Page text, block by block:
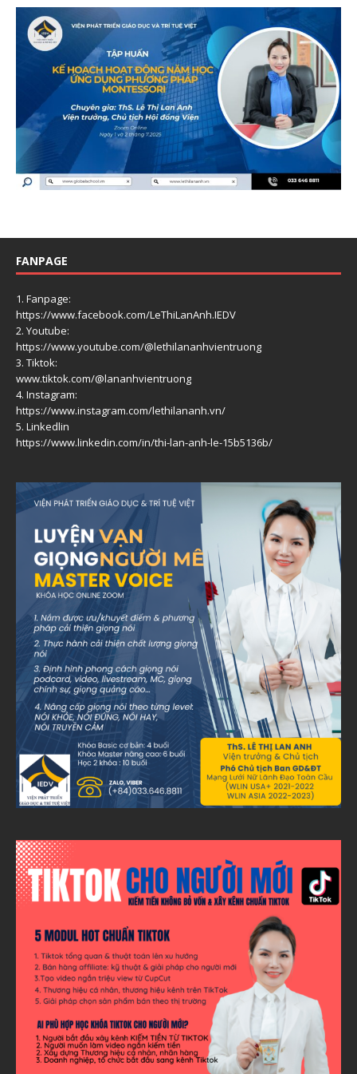
FANPAGE
1. Fanpage:
https://www.facebook.com/LeThiLanAnh.IEDV
2. Youtube:
https://www.youtube.com/@lethilananhvientruong
3. Tiktok:
www.tiktok.com/@lananhvientruong
4. Instagram:
https://www.instagram.com/lethilananh.vn/
5. Linkedlin
https://www.linkedin.com/in/thi-lan-anh-le-15b5136b/